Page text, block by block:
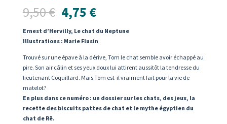
9,50€ Le
prix
initial
était :
9,50 €.
4,75 €Le
prix
actuel
est :
4,75 €.
Ernest d’Hervilly, Le chat du Neptune
Illustrations : Marie Flusin
Trouvé sur une épave à la dérive, Tom le chat semble avoir échappé au
pire. Son air câlin et ses yeux doux lui attirent aussitôt la tendresse du
lieutenant Coquillard. Mais Tom est-il vraiment fait pour la vie de
matelot?
En plus dans ce numéro : un dossier sur les chats, des jeux, la
recette des biscuits pattes de chat et le mythe égyptien du
chat de Rê.